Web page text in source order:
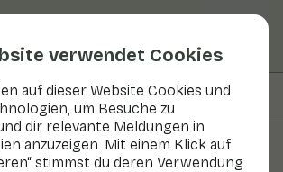
verwendet Cookies
auf dieser Website Cookies und
um Besuche zu
dir relevante Meldungen in
anzuzeigen. Mit einem Klick auf
stimmst du deren Verwendung
Zutaten